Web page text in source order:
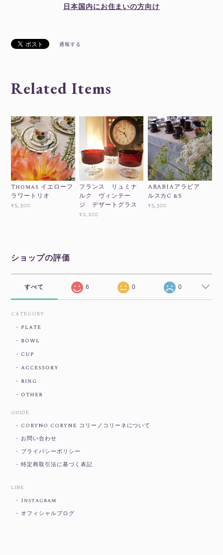
日本国内にお住まいの方向け
通報する
Related Items
Thomas イエローフ
ラワートリオ
¥5,300
フランス リュミナ
ルク ヴィンテー
ジ デザートグラス
¥2,200
ARABIAアラビア
ルスカC &S
¥5,300
ショップの評価
すべて 6 0 0
CATEGORY
plate
bowl
cup
accessory
ring
other
GUIDE
CORYNO CORYNE コリーノコリーネについて
お問い合わせ
プライバシーポリシー
特定商取引法に基づく表記
LINK
Instagram
オフィシャルブログ